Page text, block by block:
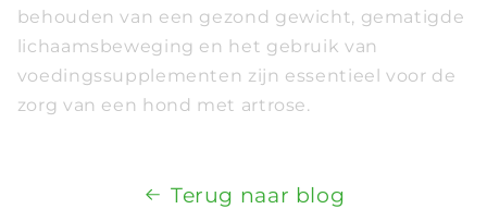
behouden van een gezond gewicht, gematigde
lichaamsbeweging en het gebruik van
voedingssupplementen zijn essentieel voor de
zorg van een hond met artrose.
Terug naar blog